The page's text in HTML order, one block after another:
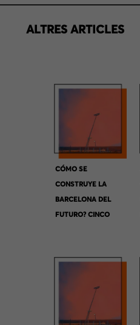
ALTRES ARTICLES
CÓMO SE
CONSTRUYE LA
BARCELONA DEL
FUTURO? CINCO